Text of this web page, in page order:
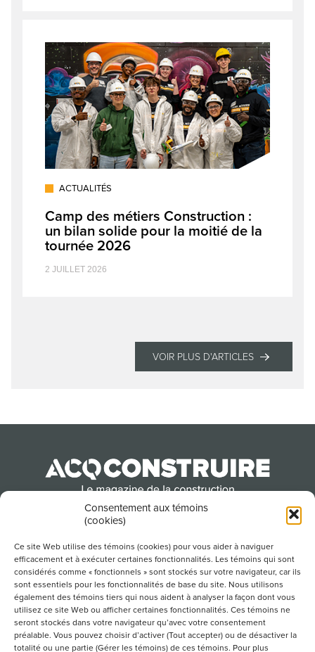
Consentement aux témoins
(cookies)
Ce site Web utilise des témoins (cookies) pour vous aider à naviguer
efficacement et à exécuter certaines fonctionnalités. Les témoins qui sont
considérés comme « fonctionnels » sont stockés sur votre navigateur, car ils
sont essentiels pour les fonctionnalités de base du site. Nous utilisons
également des témoins tiers qui nous aident à analyser la façon dont vous
utilisez ce site Web ou afficher certaines fonctionnalités. Ces témoins ne
seront stockés dans votre navigateur qu’avec votre consentement
préalable. Vous pouvez choisir d’activer (Tout accepter) ou de désactiver la
totalité ou une partie (Gérer les témoins) de ces témoins. Pour plus
ACTUALITÉS
Camp des métiers Construction :
un bilan solide pour la moitié de la
tournée 2026
2 JUILLET 2026
VOIR PLUS D'ARTICLES
Québec
POUR S’ABONNER À NOTRE INFOLETTRE